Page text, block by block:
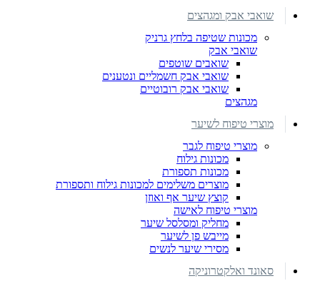
שואבי אבק ומגהצים
מכונות שטיפה בלחץ גרניק
שואבי אבק
שואבים שוטפים
שואבי אבק חשמליים ונטענים
שואבי אבק רובוטיים
מגהצים
מוצרי טיפוח לשיער
מוצרי טיפוח לגבר
מכונות גילוח
מכונות תספורת
מוצרים משלימים למכונות גילוח ותספורת
קוצץ שיער אף ואוזן
מוצרי טיפוח לאישה
מחליק ומסלסל שיער
מייבש פן לשיער
מסירי שיער לנשים
סאונד ואלקטרוניקה